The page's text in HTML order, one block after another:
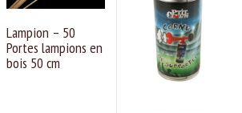
Lampion – 50
Portes lampions en
bois 50 cm